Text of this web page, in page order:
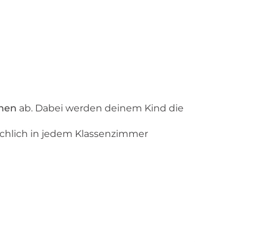
ab. Dabei werden deinem Kind die
in jedem Klassenzimmer